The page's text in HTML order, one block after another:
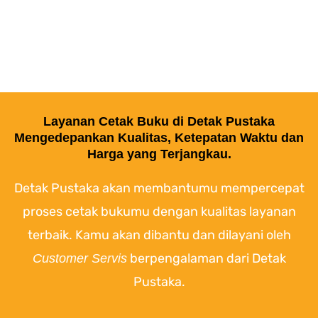
Layanan Cetak Buku di Detak Pustaka
Mengedepankan Kualitas, Ketepatan Waktu dan
Harga yang Terjangkau.
Detak Pustaka akan membantumu mempercepat
proses cetak bukumu dengan kualitas layanan
terbaik. Kamu akan dibantu dan dilayani oleh
Customer Servisberpengalaman dari Detak
Pustaka.